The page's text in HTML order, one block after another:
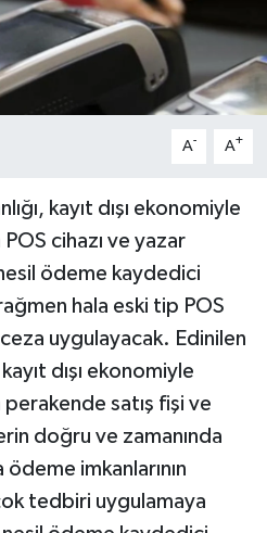
A- A+
kayıt dışı ekonomiyle
cihazı ve yazar
ödeme kaydedici
hala eski tip POS
ceza uygulayacak. Edinilen
dışı ekonomiyle
satış fişi ve
doğru ve zamanında
imkanlarının
tedbiri uygulamaya